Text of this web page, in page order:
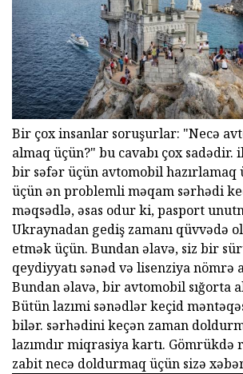
Bir çox insanlar soruşurlar: "Necə
almaq üçün?" bu cavabı çox sadədir.
bir səfər üçün avtomobil
üçün ən problemli məqam sərhədi
məqsədlə, əsas odur ki, pasport
Ukraynadan gediş zamanı qüvvədə
etmək üçün. Bundan əlavə, siz bir
qeydiyyatı sənəd və lisenziya nömrə
Bundan əlavə, bir avtomobil sığorta
Bütün lazımi sənədlər keçid
bilər. sərhədini keçən zaman
lazımdır miqrasiya kartı.
zabit necə doldurmaq üçün sizə